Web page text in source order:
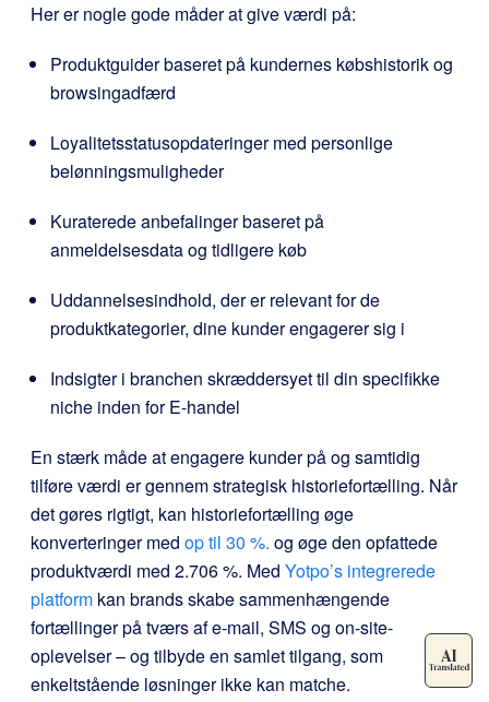
Her er nogle gode måder at give værdi på:
Produktguider baseret på kundernes købshistorik og
browsingadfærd
Loyalitetsstatusopdateringer med personlige
belønningsmuligheder
Kuraterede anbefalinger baseret på
anmeldelsesdata og tidligere køb
Uddannelsesindhold, der er relevant for de
produktkategorier, dine kunder engagerer sig i
Indsigter i branchen skræddersyet til din specifikke
niche inden for E-handel
En stærk måde at engagere kunder på og samtidig
tilføre værdi er gennem strategisk historiefortælling. Når
det gøres rigtigt, kan historiefortælling øge
konverteringer med op til 30 %. og øge den opfattede
produktværdi med 2.706 %. Med Yotpo’s integrerede
platform kan brands skabe sammenhængende
fortællinger på tværs af e-mail, SMS og on-site-
oplevelser – og tilbyde en samlet tilgang, som
enkeltstående løsninger ikke kan matche.